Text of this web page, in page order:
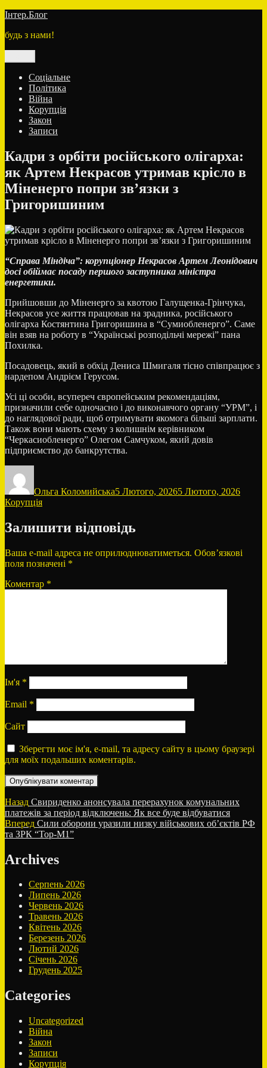
Перейти
вмісту
Інтер.Блог
будь з нами!
Соціальне
Політика
Війна
Корупція
Закон
Записи
Кадри з орбіти російського олігарха:
як Артем Некрасов утримав крісло в
Міненерго попри зв’язки з
Григоришиним
“Справа Міндіча”: корупціонер Некрасов Артем Леонідович
досі обіймає посаду першого заступника міністра
енергетики.
Прийшовши до Міненерго за квотою Галущенка-Грінчука,
Некрасов усе життя працював на зрадника, російського
олігарха Костянтина Григоришина в “Сумиобленерго”. Саме
він взяв на роботу в “Українські розподільчі мережі” пана
Похилка.
Посадовець, який в обхід Дениса Шмигаля тісно співпрацює з
нардепом Андрієм Герусом.
Усі ці особи, всупереч європейським рекомендаціям,
призначили себе одночасно і до виконавчого органу “УРМ”, і
до наглядової ради, щоб отримувати якомога більші зарплати.
Також вони мають схему з колишнім керівником
“Черкасиобленерго” Олегом Самчуком, який довів
підприємство до банкрутства.
Ольга Коломийська5 Лютого, 20265 Лютого, 2026
Корупція
Залишити відповідь
Ваша e-mail адреса не оприлюднюватиметься. Обов’язкові
поля позначені *
Коментар *
Ім'я *
Email *
Сайт
Зберегти моє ім'я, e-mail, та адресу сайту в цьому браузері
для моїх подальших коментарів.
Навігація
записів
Назад Попередній
запис:
Свириденко анонсувала перерахунок комунальних
платежів за період відключень: Як все буде відбуватися
Вперед Наступний
запис:
Сили оборони уразили низку військових об’єктів РФ
та ЗРК “Тор-М1”
Archives
Серпень 2026
Липень 2026
Червень 2026
Травень 2026
Квітень 2026
Березень 2026
Лютий 2026
Січень 2026
Грудень 2025
Categories
Uncategorized
Війна
Закон
Записи
Корупція